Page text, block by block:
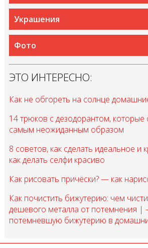
Украшения
Фото
ЭТО ИНТЕРЕСНО:
Как не обгореть на солнце
14 трюков с дезодорантом, которые
самым неожиданным образом
8 советов, как сделать идеальное
как делать селфи красиво
Как рисовать причёски? — как
Как почистить бижутерию: чем
дешевого металла от потемнения |
потемневшую бижутерию в